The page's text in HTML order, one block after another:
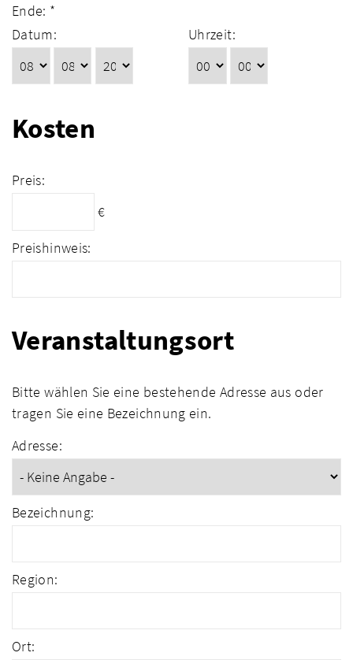
Ende: *
Datum:
Uhrzeit:
Kosten
Preis:
€
Preishinweis:
Veranstaltungsort
Bitte wählen Sie eine bestehende Adresse aus oder
tragen Sie eine Bezeichnung ein.
Adresse:
Bezeichnung:
Region:
Ort: